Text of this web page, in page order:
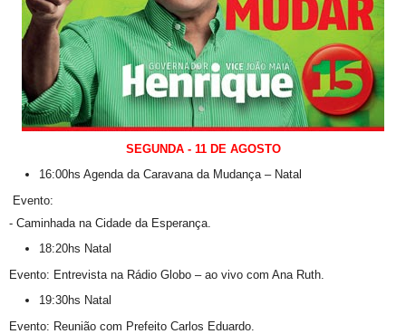
SEGUNDA - 11 DE AGOSTO
16:00hs Agenda da Caravana da Mudança – Natal
Evento:
- Caminhada na Cidade da Esperança.
18:20hs Natal
Evento: Entrevista na Rádio Globo – ao vivo com Ana Ruth.
19:30hs Natal
Evento: Reunião com Prefeito Carlos Eduardo.